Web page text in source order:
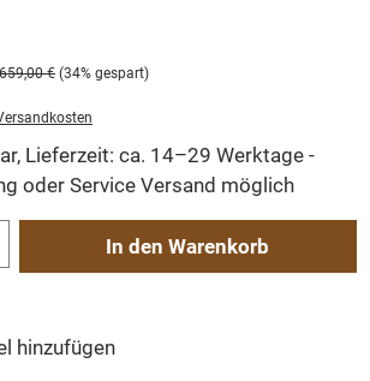
€ (34% gespart)
Lieferzeit: ca. 14–29 Werktage -
oder Service Versand möglich
gewünschten Wert ein oder benutze die Schaltflächen
In den Warenkorb
hinzufügen